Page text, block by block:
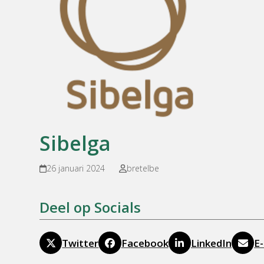
Sibelga
26 januari 2024 bretelbe
Deel op Socials
Twitter Facebook LinkedIn